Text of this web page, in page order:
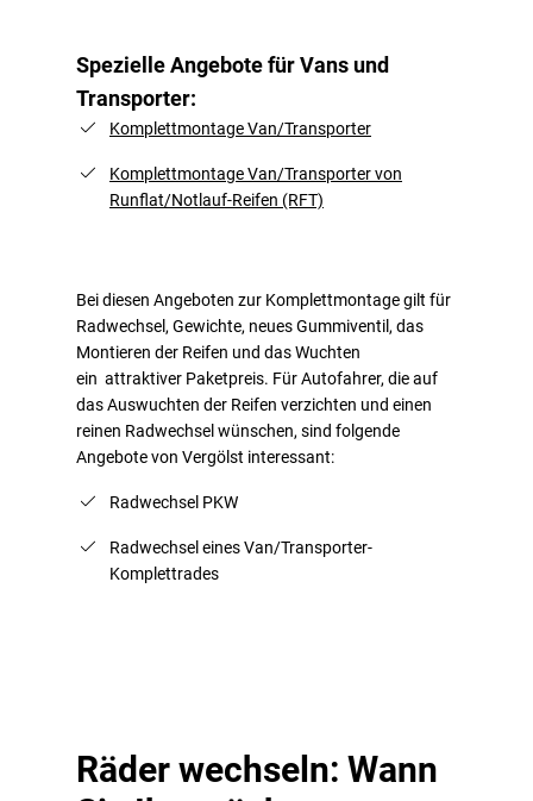
Spezielle Angebote für Vans und
Transporter:
Komplettmontage Van/Transporter
Komplettmontage Van/Transporter von
Runflat/Notlauf-Reifen (RFT)
Bei diesen Angeboten zur Komplettmontage gilt für
Radwechsel, Gewichte, neues Gummiventil, das
Montieren der Reifen und das Wuchten
ein attraktiver Paketpreis. Für Autofahrer, die auf
das Auswuchten der Reifen verzichten und einen
reinen Radwechsel wünschen, sind folgende
Angebote von Vergölst interessant:
Radwechsel PKW
Radwechsel eines Van/Transporter-
Komplettrades
Räder wechseln: Wann